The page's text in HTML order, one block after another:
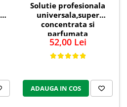
Solutie profesionala
universala,super
concentrata si
parfumata
Multiusos,1000 ml
52,00 Lei
ADAUGA IN COS